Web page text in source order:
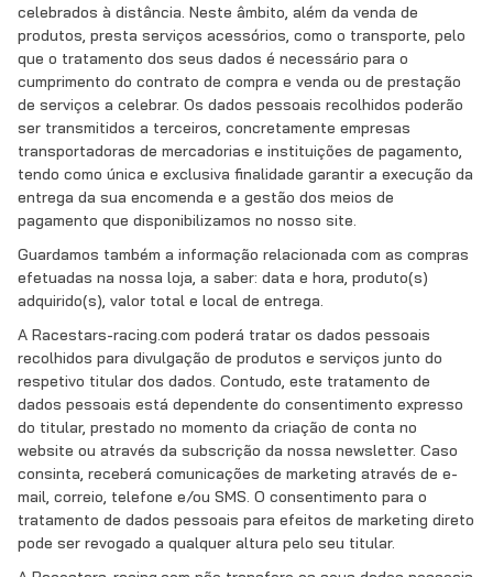
celebrados à distância. Neste âmbito, além da venda de
produtos, presta serviços acessórios, como o transporte, pelo
que o tratamento dos seus dados é necessário para o
cumprimento do contrato de compra e venda ou de prestação
de serviços a celebrar. Os dados pessoais recolhidos poderão
ser transmitidos a terceiros, concretamente empresas
transportadoras de mercadorias e instituições de pagamento,
tendo como única e exclusiva finalidade garantir a execução da
entrega da sua encomenda e a gestão dos meios de
pagamento que disponibilizamos no nosso site.
Guardamos também a informação relacionada com as compras
efetuadas na nossa loja, a saber: data e hora, produto(s)
adquirido(s), valor total e local de entrega.
A Racestars-racing.com poderá tratar os dados pessoais
recolhidos para divulgação de produtos e serviços junto do
respetivo titular dos dados. Contudo, este tratamento de
dados pessoais está dependente do consentimento expresso
do titular, prestado no momento da criação de conta no
website ou através da subscrição da nossa newsletter. Caso
consinta, receberá comunicações de marketing através de e-
mail, correio, telefone e/ou SMS. O consentimento para o
tratamento de dados pessoais para efeitos de marketing direto
pode ser revogado a qualquer altura pelo seu titular.